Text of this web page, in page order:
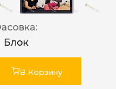
Блок
В Корзину